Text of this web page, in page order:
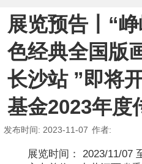
展览预告丨“
色经典全国版
长沙站 ”即将
基金2023年度
发布时间: 2023-11-07 作者:
展览时间： 2023/11/07